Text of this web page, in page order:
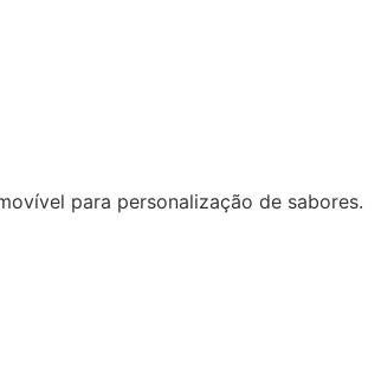
para personalização de sabores.